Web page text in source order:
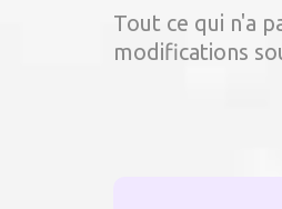
Tout ce qui n'a
modifications